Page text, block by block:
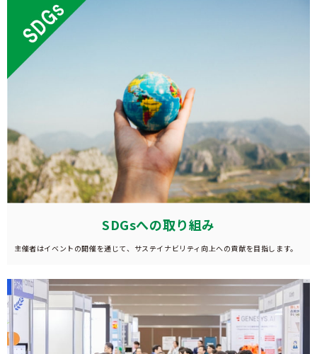
SDGsへの取り組み
主催者はイベントの開催を通じて、サステイナビリティ向上への貢献を目指します。